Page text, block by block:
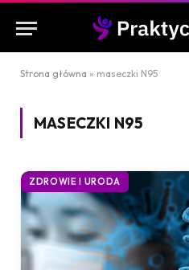
Strona główna » maseczki N95
MASECZKI N95
ZDROWIE I URODA